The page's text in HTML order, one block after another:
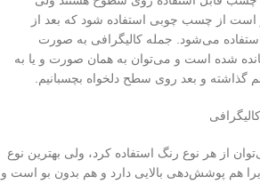
از چسب چوبی استفاده شود که بعد از
می‌شود. جمله کالیگرافی به صورت
شده است و می‌توان به همان صورت و یا به
گذاشته و بعد روی سطح دلخواه بچسبانیم.
از هر نوع رنگ استفاده کرد، ولی بهترین نوع
هم پوشش‌دهی بالایی دارد و هم بدون بو است و